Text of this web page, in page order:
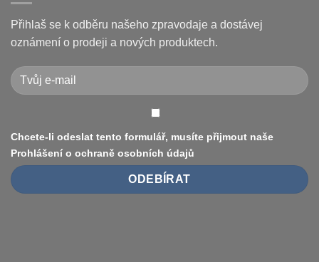
a
jak
je
vyměnit
pneumatiku
na
elektrokoloběžce
(8.5″
10″,
duše
Přihlaš se k odběru našeho zpravodaje a dostávej
oznámení o prodeji a nových produktech.
Chcete-li odeslat tento formulář, musíte přijmout naše
Prohlášení o ochraně osobních údajů